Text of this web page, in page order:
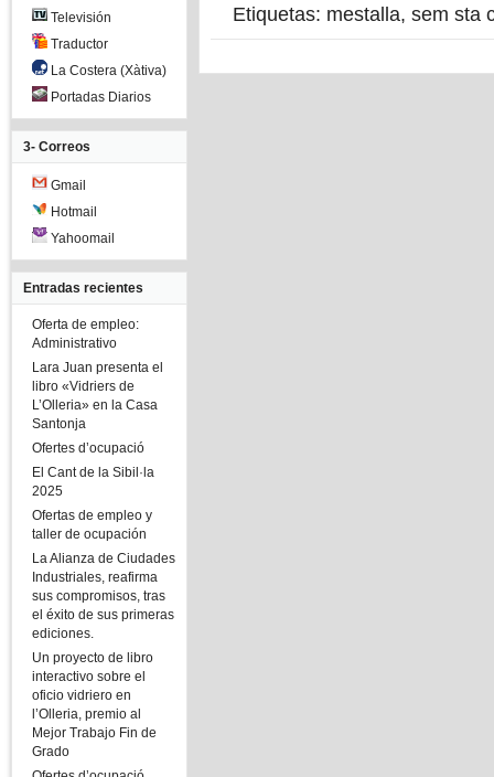
Televisión
Traductor
La Costera (Xàtiva)
Portadas Diarios
3- Correos
Gmail
Hotmail
Yahoomail
Entradas recientes
Oferta de empleo:
Administrativo
Lara Juan presenta el
libro «Vidriers de
L’Olleria» en la Casa
Santonja
Ofertes d’ocupació
El Cant de la Sibil·la
2025
Ofertas de empleo y
taller de ocupación
La Alianza de Ciudades
Industriales, reafirma
sus compromisos, tras
el éxito de sus primeras
ediciones.
Un proyecto de libro
interactivo sobre el
oficio vidriero en
l’Olleria, premio al
Mejor Trabajo Fin de
Grado
Etiquetas: mestalla, sem sta